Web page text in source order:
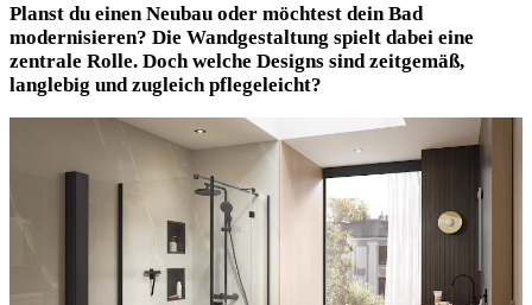
Planst du einen Neubau oder möchtest dein Bad
modernisieren? Die Wandgestaltung spielt dabei eine
zentrale Rolle. Doch welche Designs sind zeitgemäß,
langlebig und zugleich pflegeleicht?